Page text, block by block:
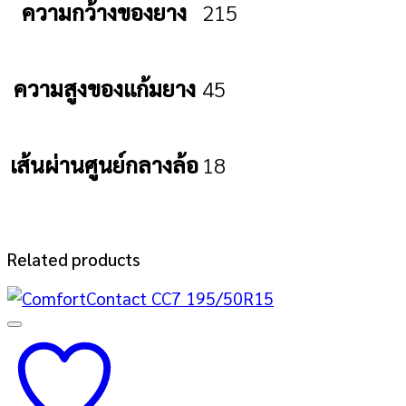
ความกว้างของยาง 215
ความสูงของแก้มยาง 45
เส้นผ่านศูนย์กลางล้อ18
Related products